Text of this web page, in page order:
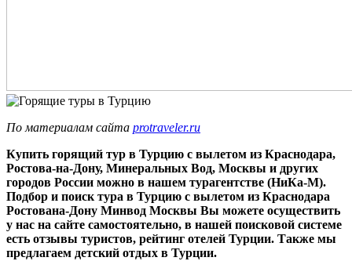
По материалам сайта protraveler.ru
Купить горящий тур в Турцию с вылетом из Краснодара,
Ростова-на-Дону, Минеральных Вод, Москвы и других
городов России можно в нашем турагентстве (НиКа-М).
Подбор и поиск тура в Турцию с вылетом из Краснодара
Ростована-Дону Минвод Москвы Вы можете осуществить
у нас на сайте самостоятельно, в нашей поисковой системе
есть отзывы туристов, рейтинг отелей Турции. Также мы
предлагаем детский отдых в Турции.